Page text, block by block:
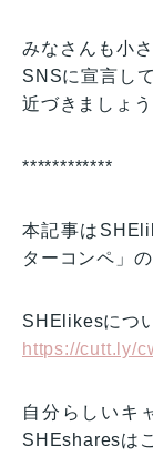
みなさんも小
SNSに宣言し
近づきましょう
************
本記事は
ターコンペ」
SHElikesにつ
https://cutt.ly/
自分らしいキ
SHEsharesは